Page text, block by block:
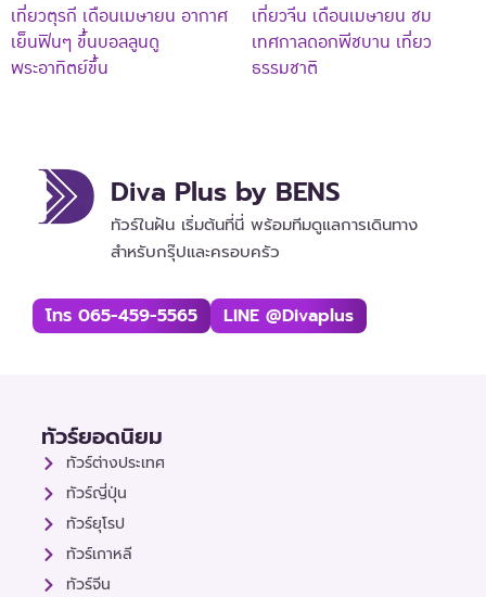
เที่ยวตุรกี เดือนเมษายน อากาศ
เย็นฟินๆ ขึ้นบอลลูนดู
พระอาทิตย์ขึ้น
เที่ยวจีน เดือนเมษายน ชม
เทศกาลดอกพีชบาน เที่ยว
ธรรมชาติ
Diva Plus by BENS
ทัวร์ในฝัน เริ่มต้นที่นี่ พร้อมทีมดูแลการเดินทาง
สำหรับกรุ๊ปและครอบครัว
โทร 065-459-5565 LINE @divaplus
ทัวร์ยอดนิยม
ทัวร์ต่างประเทศ
ทัวร์ญี่ปุ่น
ทัวร์ยุโรป
ทัวร์เกาหลี
ทัวร์จีน